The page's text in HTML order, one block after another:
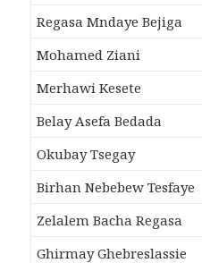
Regasa Mndaye Bejiga
Mohamed Ziani
Merhawi Kesete
Belay Asefa Bedada
Okubay Tsegay
Birhan Nebebew Tesfaye
Zelalem Bacha Regasa
Ghirmay Ghebreslassie